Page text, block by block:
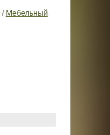
/ Мебельный